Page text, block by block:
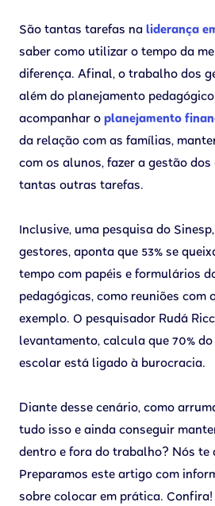
São tantas tarefas na liderança
saber como utilizar o tempo da
diferença. Afinal, o trabalho dos
além do planejamento
acompanhar o planejamento
da relação com as famílias,
com os alunos, fazer a gestão
tantas outras tarefas.
Inclusive, uma pesquisa do
gestores, aponta que 53% se
tempo com papéis e formulários
pedagógicas, como reuniões com
exemplo. O pesquisador Rudá
levantamento, calcula que 70%
escolar está ligado à burocracia.
Diante desse cenário, como
tudo isso e ainda conseguir
dentro e fora do trabalho? Nós te
Preparamos este artigo com
sobre colocar em prática. Confira!